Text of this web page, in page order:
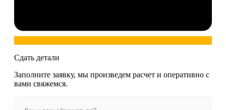
Сдать детали
Заполните заявку, мы произведем расчет и оперативно с
вами свяжемся.